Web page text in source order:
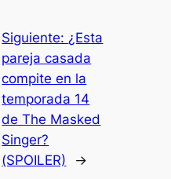
Siguiente: ¿Esta
pareja casada
compite en la
temporada 14
de The Masked
Singer?
(SPOILER)
→